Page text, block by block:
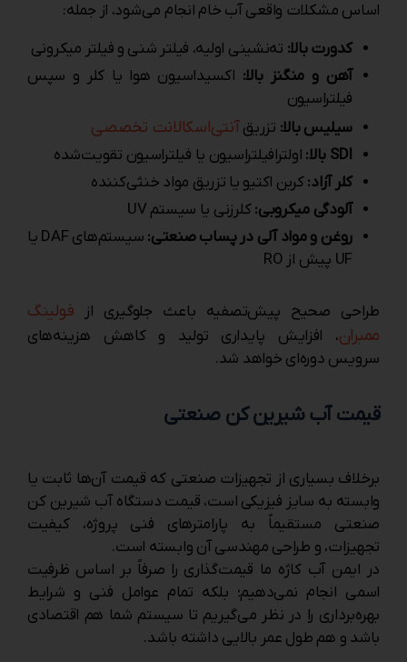
اساس مشکلات واقعی آب خام انجام می‌شود، از جمله:
کدورت بالا: ته‌نشینی اولیه، فیلتر شنی و فیلتر میکرونی
آهن و منگنز بالا: اکسیداسیون هوا یا کلر و سپس
فیلتراسیون
سیلیس بالا: تزریقآنتی‌اسکالانت تخصصی
SDI بالا:
اولترافیلتراسیون یا فیلتراسیون تقویت‌شده
کلر آزاد:کربن اکتیو یا تزریق مواد خنثی‌کننده
آلودگی میکروبی:کلرزنی یا سیستم UV
روغن و مواد آلی در پساب صنعتی:
سیستم‌های DAF یا
UF پیش از RO
طراحی صحیح پیش‌تصفیه باعث جلوگیری از فولینگ
ممبران، افزایش پایداری تولید و کاهش هزینه‌های
سرویس دوره‌ای خواهد شد.
قیمت آب شیرین کن صنعتی
برخلاف بسیاری از تجهیزات صنعتی که قیمت آن‌ها ثابت یا
وابسته به سایز فیزیکی است، قیمت دستگاه آب شیرین کن
صنعتی مستقیماً به پارامترهای فنی پروژه، کیفیت
تجهیزات، و طراحی مهندسی آن وابسته است.
در ایمن آب کاژه ما قیمت‌گذاری را صرفاً بر اساس ظرفیت
اسمی انجام نمی‌دهیم؛ بلکه تمام عوامل فنی و شرایط
بهره‌برداری را در نظر می‌گیریم تا سیستم شما هم اقتصادی
باشد و هم طول عمر بالایی داشته باشد.